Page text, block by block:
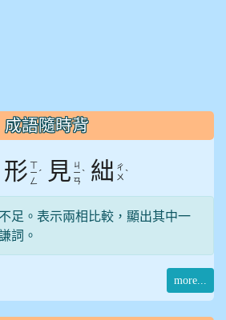
成語隨時背
形 ㄒ
ㄧ
ㄥ
ˊ 見 ㄐ
ㄧ
ㄢ
ˋ 絀 ㄔ
ㄨ ˋ
足。表示兩相比較，顯出其中一
詞。
more...